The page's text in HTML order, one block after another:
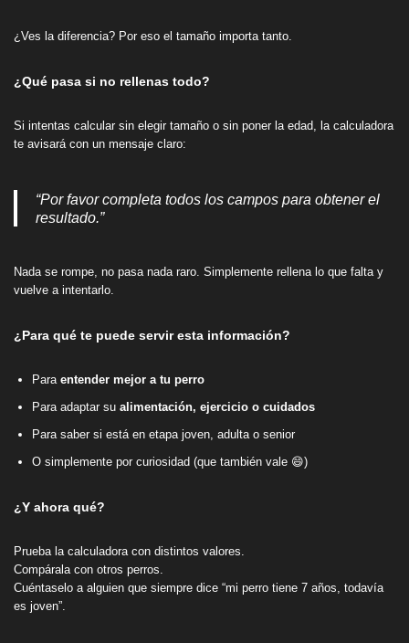
¿Ves la diferencia? Por eso el tamaño importa tanto.
¿Qué pasa si no rellenas todo?
Si intentas calcular sin elegir tamaño o sin poner la edad, la calculadora
te avisará con un mensaje claro:
“Por favor completa todos los campos para obtener el
resultado.”
Nada se rompe, no pasa nada raro. Simplemente rellena lo que falta y
vuelve a intentarlo.
¿Para qué te puede servir esta información?
Para entender mejor a tu perro
Para adaptar su alimentación, ejercicio o cuidados
Para saber si está en etapa joven, adulta o senior
O simplemente por curiosidad (que también vale 😄)
¿Y ahora qué?
Prueba la calculadora con distintos valores.
Compárala con otros perros.
Cuéntaselo a alguien que siempre dice “mi perro tiene 7 años, todavía
es joven”.